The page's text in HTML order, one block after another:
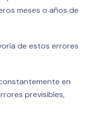
meses o años de
de estos errores
en
previsibles,